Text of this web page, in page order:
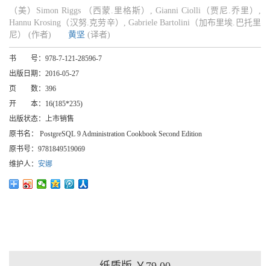
（美）Simon Riggs （西蒙.里格斯）, Gianni Ciolli（贾尼.乔里）,
Hannu Krosing（汉努.克劳辛）, Gabriele Bartolini（加布里埃.巴托里
尼） (作者)
黄坚 (译者)
书 号： 978-7-121-28596-7
出版日期： 2016-05-27
页 数： 396
开 本： 16(185*235)
出版状态： 上市销售
原书名：
PostgreSQL 9 Administration Cookbook Second Edition
原书号： 9781849519069
维护人： 安娜